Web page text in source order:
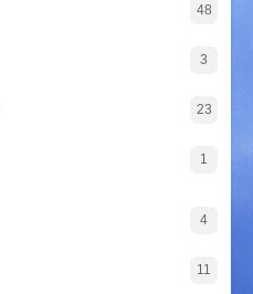
48
3
23
1
4
11